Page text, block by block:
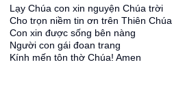
Lạy Chúa con xin nguyện Chúa trời
Cho trọn niềm tin ơn trên Thiên Chúa
Con xin được sống bên nàng
Người con gái đoan trang
Kính mến tôn thờ Chúa! Amen